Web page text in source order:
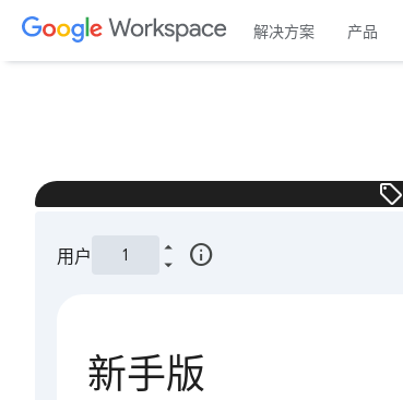
解决方案 产品
sell
用户 info
新手版